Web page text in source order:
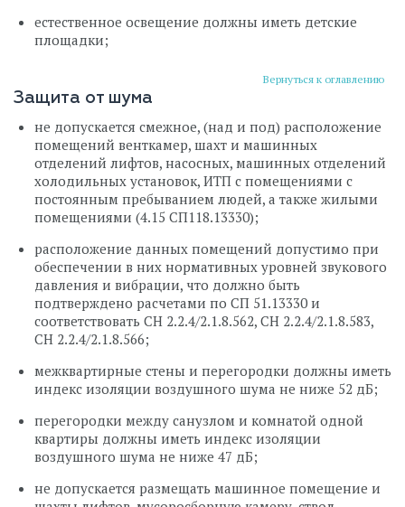
естественное освещение должны иметь детские
площадки;
Вернуться к оглавлению
Защита от шума
не допускается смежное, (над и под) расположение
помещений венткамер, шахт и машинных
отделений лифтов, насосных, машинных отделений
холодильных установок, ИТП с помещениями с
постоянным пребыванием людей, а также жилыми
помещениями (4.15 СП118.13330);
расположение данных помещений допустимо при
обеспечении в них нормативных уровней звукового
давления и вибрации, что должно быть
подтверждено расчетами по СП 51.13330 и
соответствовать СН 2.2.4/2.1.8.562, СН 2.2.4/2.1.8.583,
СН 2.2.4/2.1.8.566;
межквартирные стены и перегородки должны иметь
индекс изоляции воздушного шума не ниже 52 дБ;
перегородки между санузлом и комнатой одной
квартиры должны иметь индекс изоляции
воздушного шума не ниже 47 дБ;
не допускается размещать машинное помещение и